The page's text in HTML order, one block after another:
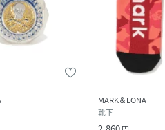
MARK＆LONA
靴下